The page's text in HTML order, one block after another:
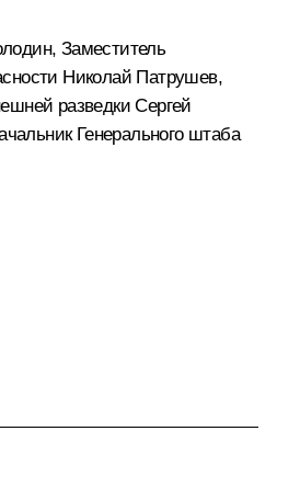
, Заместитель
Николай Патрушев,
разведкиСергей
Генерального штаба